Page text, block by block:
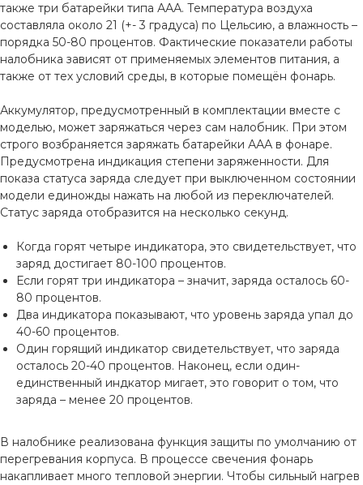
также три батарейки типа ААА. Температура воздуха
составляла около 21 (+- 3 градуса) по Цельсию, а влажность –
порядка 50-80 процентов. Фактические показатели работы
налобника зависят от применяемых элементов питания, а
также от тех условий среды, в которые помещён фонарь.
Аккумулятор, предусмотренный в комплектации вместе с
моделью, может заряжаться через сам налобник. При этом
строго возбраняется заряжать батарейки ААА в фонаре.
Предусмотрена индикация степени заряженности. Для
показа статуса заряда следует при выключенном состоянии
модели единожды нажать на любой из переключателей.
Статус заряда отобразится на несколько секунд.
Когда горят четыре индикатора, это свидетельствует, что
заряд достигает 80-100 процентов.
Если горят три индикатора – значит, заряда осталось 60-
80 процентов.
Два индикатора показывают, что уровень заряда упал до
40-60 процентов.
Один горящий индикатор свидетельствует, что заряда
осталось 20-40 процентов. Наконец, если один-
единственный индкатор мигает, это говорит о том, что
заряда – менее 20 процентов.
В налобнике реализована функция защиты по умолчанию от
перегревания корпуса. В процессе свечения фонарь
накапливает много тепловой энергии. Чтобы сильный нагрев